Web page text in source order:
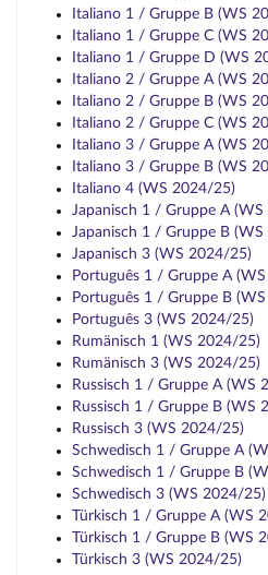
Italiano 1 / Gruppe B (WS
Italiano 1 / Gruppe C (WS
Italiano 1 / Gruppe D (WS
Italiano 2 / Gruppe A (WS
Italiano 2 / Gruppe B (WS
Italiano 2 / Gruppe C (WS
Italiano 3 / Gruppe A (WS
Italiano 3 / Gruppe B (WS
Italiano 4 (WS 2024/25)
Japanisch 1 / Gruppe A
Japanisch 1 / Gruppe B
Japanisch 3 (WS 2024/25)
Português 1 / Gruppe A
Português 1 / Gruppe B
Português 3 (WS 2024/25)
Rumänisch 1 (WS 2024/25)
Rumänisch 3 (WS 2024/25)
Russisch 1 / Gruppe A (WS
Russisch 1 / Gruppe B (WS
Russisch 3 (WS 2024/25)
Schwedisch 1 / Gruppe A
Schwedisch 1 / Gruppe B
Schwedisch 3 (WS 2024/25)
Türkisch 1 / Gruppe A (WS
Türkisch 1 / Gruppe B (WS
Türkisch 3 (WS 2024/25)